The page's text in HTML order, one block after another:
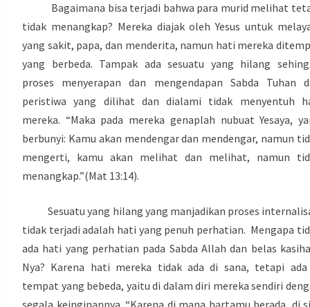
Bagaimana bisa terjadi bahwa para murid melihat
tidak menangkap? Mereka diajak oleh Yesus untuk
yang sakit, papa, dan menderita, namun hati mereka
yang berbeda. Tampak ada sesuatu yang hilang
proses menyerapan dan mengendapan Sabda Tuhan
peristiwa yang dilihat dan dialami tidak menyentuh
mereka. “Maka pada mereka genaplah nubuat Yesaya,
berbunyi: Kamu akan mendengar dan mendengar, namun
mengerti, kamu akan melihat dan melihat, namun
menangkap.”(Mat 13:14).
Sesuatu yang hilang yang manjadikan proses
tidak terjadi adalah hati yang penuh perhatian. Mengapa
ada hati yang perhatian pada Sabda Allah dan belas
Nya? Karena hati mereka tidak ada di sana, tetapi
tempat yang bebeda, yaitu di dalam diri mereka sendiri
segala keinginannya. “Karena di mana hartamu berada, di